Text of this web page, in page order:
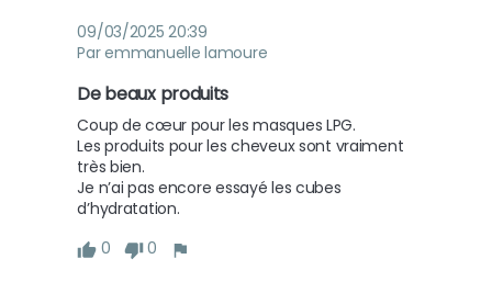
09/03/2025 20:39
Par emmanuelle lamoure
De beaux produits
Coup de cœur pour les masques LPG.
Les produits pour les cheveux sont vraiment
très bien.
Je n’ai pas encore essayé les cubes
d’hydratation.
0
0